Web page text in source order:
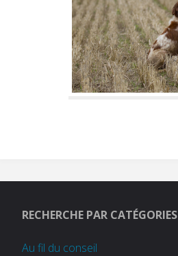
RECHERCHE PAR CATÉGORIES
Au fil du conseil